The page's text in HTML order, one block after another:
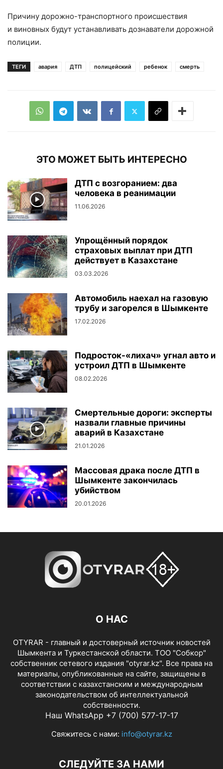
Причину дорожно-транспортного происшествия
и виновных будут устанавливать дознаватели дорожной
полиции.
ТЕГИ авария ДТП полицейский ребенок смерть
ЭТО МОЖЕТ БЫТЬ ИНТЕРЕСНО
ДТП с возгоранием: два
человека в реанимации
11.06.2026
Упрощённый порядок
страховых выплат при ДТП
действует в Казахстане
03.03.2026
Автомобиль наехал на газовую
трубу и загорелся в Шымкенте
17.02.2026
Подросток-«лихач» угнал авто и
устроил ДТП в Шымкенте
08.02.2026
Смертельные дороги: эксперты
назвали главные причины
аварий в Казахстане
21.01.2026
Массовая драка после ДТП в
Шымкенте закончилась
убийством
20.01.2026
О НАС
OTYRAR - главный и достоверный источник новостей
Шымкента и Туркестанской области. ТОО "Собкор"
собственник сетевого издания "otyrar.kz". Все права на
материалы, опубликованные на сайте, защищены в
соответствии с казахстанским и международным
законодательством об интеллектуальной
собственности.
Наш WhatsApp +7 (700) 577-17-17
Свяжитесь с нами: info@otyrar.kz
СЛЕДУЙТЕ ЗА НАМИ